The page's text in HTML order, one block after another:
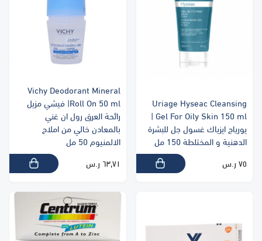
Uriage Hyseac Cleansing
Gel For Oily Skin 150 ml |
يورياج ايزياك غسول جل للبشرة
الدهنية و المختلطة 150 مل
٧٥ ر.س
Vichy Deodorant Mineral
Roll On 50 ml| فيشي مزيل
رائحة العرق رول ان غني
بالمعادن خالي من املاح
الالمنيوم 50 مل
٦٣٫٧١ ر.س